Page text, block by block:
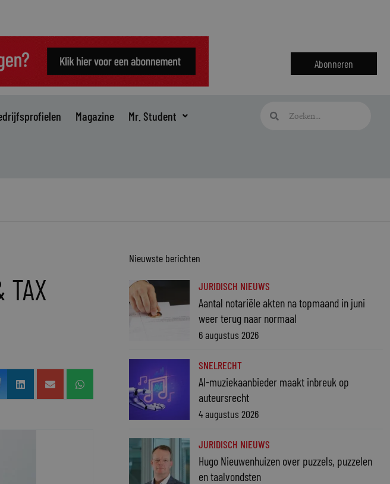
Abonneren
Magazine Mr. Student Zoeken
TAX
Nieuwste berichten
JURIDISCH NIEUWS
Aantal notariële akten na topmaand in juni
weer terug naar normaal
6 augustus 2026
SNELRECHT
AI-muziekaanbieder maakt inbreuk op
auteursrecht
4 augustus 2026
JURIDISCH NIEUWS
Hugo Nieuwenhuizen over puzzels, puzzelen
en taalvondsten